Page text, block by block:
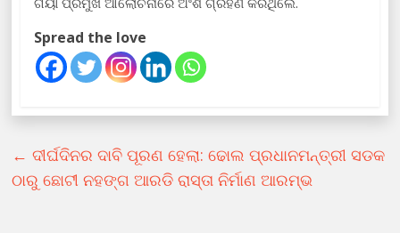
Spread the love
← ଦୀର୍ଘଦିନର ଦାବି ପୂରଣ ହେଲା: ଢୋଲ ପ୍ରଧାନମନ୍ତ୍ରୀ ସଡକ
ଠାରୁ ଛୋଟୀ ନହଙ୍ଗ ଆରଡି ରାସ୍ତା ନିର୍ମାଣ ଆରମ୍ଭ